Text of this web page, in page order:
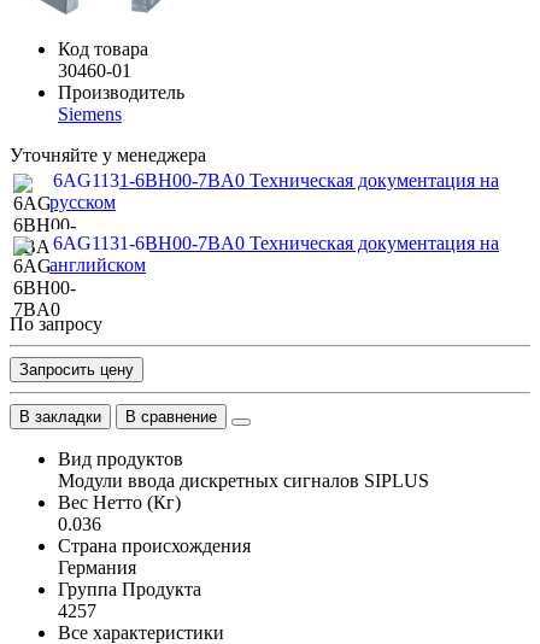
Код товара
30460-01
Производитель
Siemens
Уточняйте у менеджера
6AG1131-6BH00-7BA0 Техническая документация на
русском
6AG1131-6BH00-7BA0 Техническая документация на
английском
По запросу
Запросить цену
В закладки В сравнение
Вид продуктов
Модули ввода дискретных сигналов SIPLUS
Вес Нетто (Кг)
0.036
Страна происхождения
Германия
Группа Продукта
4257
Все характеристики